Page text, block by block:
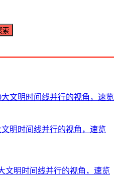
索
明时间线并行的视角，速览